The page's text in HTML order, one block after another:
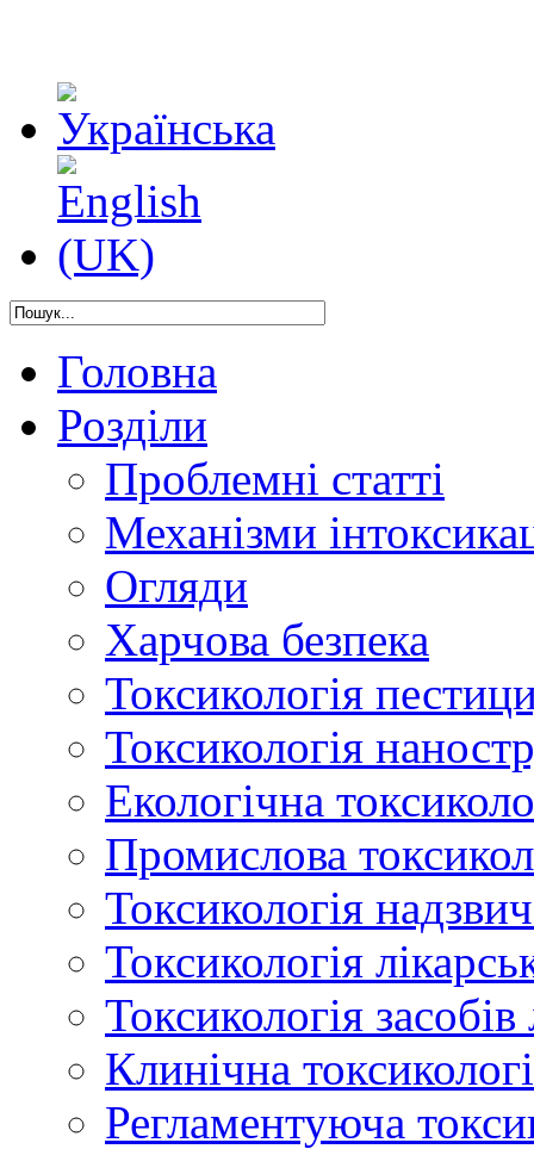
Головна
Розділи
Проблемні статті
Механізми
Огляди
Харчова безпека
Токсикологія
Токсикологія
Екологічна
Промислова
Токсикологія
Токсикологія
Токсикологія
Клинічна
Регламентуюча